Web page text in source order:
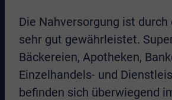
Die Nahversorgung ist durch
sehr gut gewährleistet.
Bäckereien, Apotheken,
Einzelhandels- und
befinden sich überwiegend